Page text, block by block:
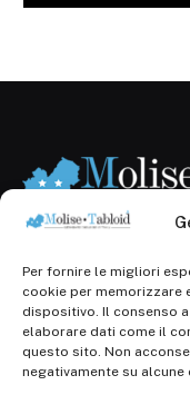
Per fornire le migliori
cookie per memorizzare
dispositivo. Il consenso
elaborare dati come il
questo sito. Non
negativamente su
Registr. presso il
14.11.2013, Cron. 1254
Roc: iscrizione n°
30.04.2015)
P.Iva: 01707150700